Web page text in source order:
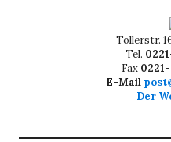
Tollerstr.
Tel.
Fax
E-Mail
Der